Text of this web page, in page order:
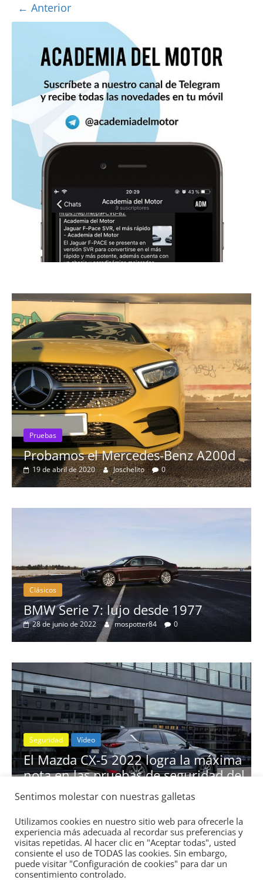
← Anterior
Pruebas
Probamos el Mercedes-Benz A200d
19 de abril de 2020 Joschelito 0
Clásicos
BMW Serie 7: lujo desde 1977
28 de junio de 2022 mospotter84 0
Seguridad Vídeo
El Mazda CX-5 2022 logra la máxima
nota en las pruebas de seguridad del
IIHS
mospotter84
Sentimos molestar con nuestras galletas
Utilizamos cookies en nuestro sitio web para ofrecerle la
experiencia más adecuada al recordar sus preferencias y
visitas repetidas. Al hacer clic en "Aceptar todas", usted
consiente el uso de TODAS las cookies. Sin embargo,
puede visitar "Configuración de cookies" para dar un
consentimiento controlado.